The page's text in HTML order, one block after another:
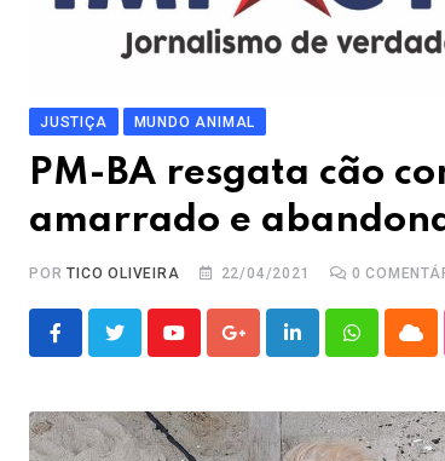
JUSTIÇA MUNDO ANIMAL
PM-BA resgata cão
amarrado e
PORTICO OLIVEIRA 22/04/2021 0
YoutubeGoogle+LinkedInWhatsappCloud